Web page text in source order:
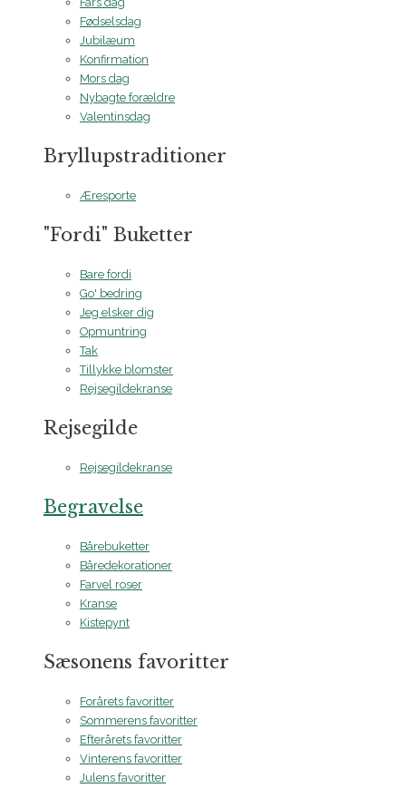
Fødselsdag
Jubilæum
Konfirmation
Mors dag
Nybagte forældre
Valentinsdag
Bryllupstraditioner
Æresporte
"Fordi" Buketter
Bare fordi
Go' bedring
Jeg elsker dig
Opmuntring
Tak
Tillykke blomster
Rejsegildekranse
Rejsegilde
Rejsegildekranse
Begravelse
Bårebuketter
Båredekorationer
Farvel roser
Kranse
Kistepynt
Sæsonens favoritter
Forårets favoritter
Sommerens favoritter
Efterårets favoritter
Vinterens favoritter
Julens favoritter